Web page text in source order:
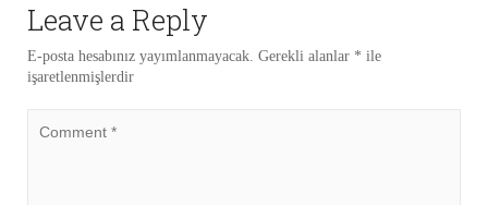
Leave a Reply
E-posta hesabınız yayımlanmayacak. Gerekli alanlar * ile
işaretlenmişlerdir